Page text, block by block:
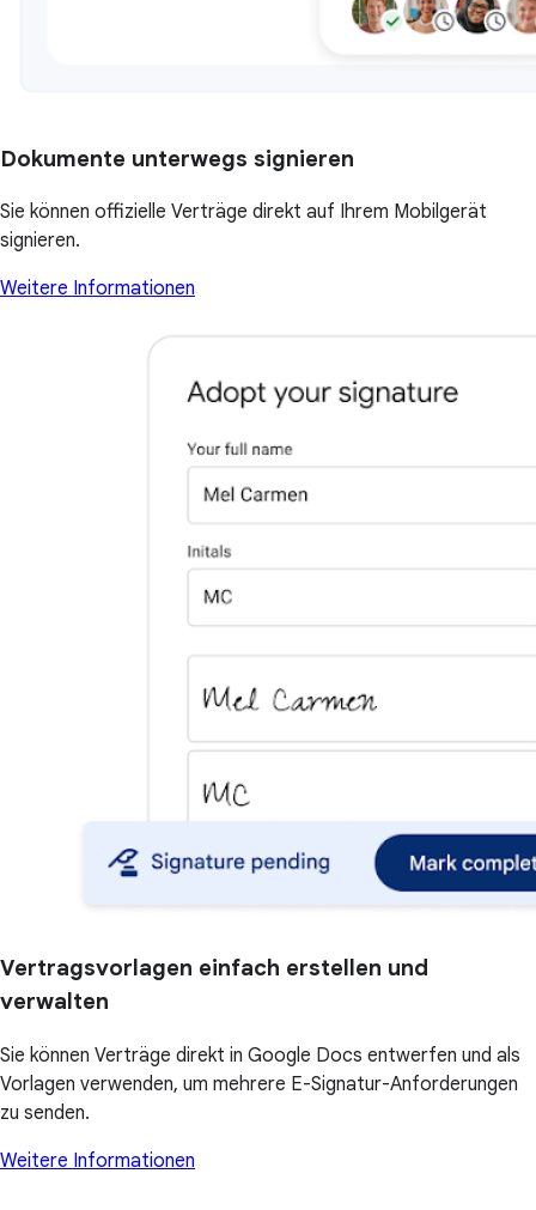
Dokumente unterwegs signieren
Sie können offizielle Verträge direkt auf Ihrem Mobilgerät
signieren.
Weitere Informationen
Vertragsvorlagen einfach erstellen und
verwalten
Sie können Verträge direkt in Google Docs entwerfen und als
Vorlagen verwenden, um mehrere E-Signatur-Anforderungen
zu senden.
Weitere Informationen